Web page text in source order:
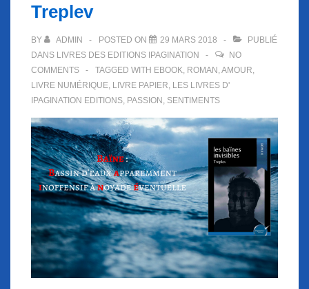
Treplev
BY ADMIN POSTED ON 29 MARS 2018
PUBLIÉ
DANS LIVRES DES EDITIONS IPAGINATION
NO
COMMENTS
TAGGED WITH EBOOK, ROMAN ,AMOUR,
LIVRE NUMÉRIQUE, LIVRE PAPIER, LES LIVRES D'
IPAGINATION EDITIONS, PASSION , SENTIMENTS